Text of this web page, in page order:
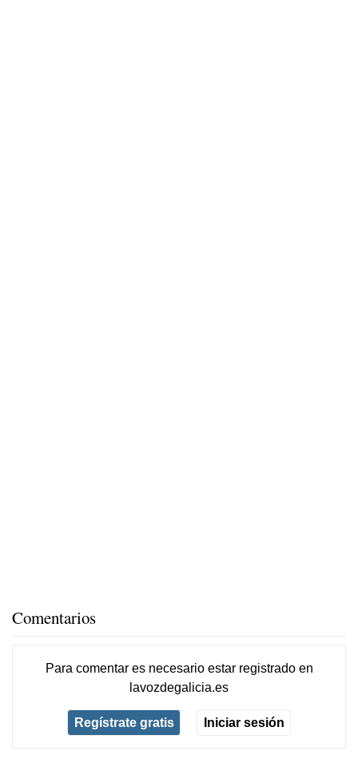
Comentarios
Para comentar es necesario estar registradoen
lavozdegalicia.es
Regístrate gratis Iniciar sesión